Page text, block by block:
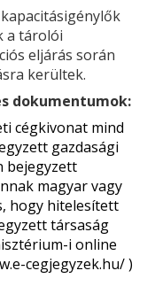
a tárolói
eljárás során
kerültek.
dokumentumok:
cégkivonat mind
gazdasági
bejegyzett
magyar vagy
hogy hitelesített
társaság
i online
cegjegyzek.hu/ )